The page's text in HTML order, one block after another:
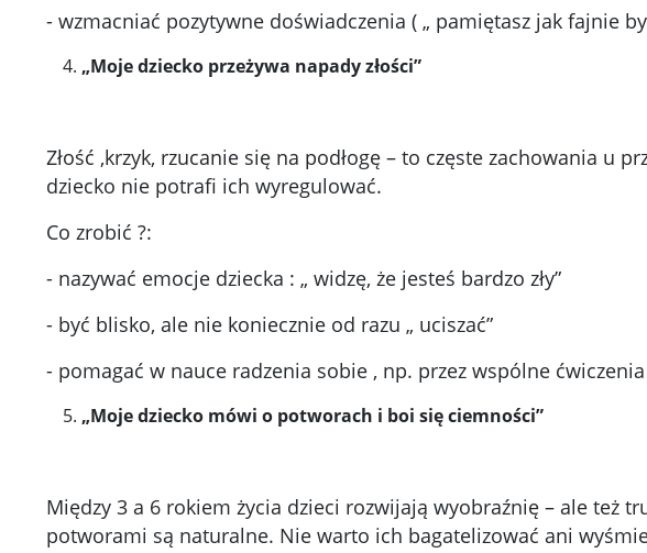
- wzmacniać pozytywne doświadczenia ( „ pamiętasz jak fajnie
„Moje dziecko przeżywa napady złości”
Złość ,krzyk, rzucanie się na podłogę – to częste zachowania u
dziecko nie potrafi ich wyregulować.
Co zrobić ?:
- nazywać emocje dziecka : „ widzę, że jesteś bardzo zły”
- być blisko, ale nie koniecznie od razu „ uciszać”
- pomagać w nauce radzenia sobie , np. przez wspólne
„Moje dziecko mówi o potworach i boi się ciemności”
Między 3 a 6 rokiem życia dzieci rozwijają wyobraźnię – ale też
potworami są naturalne. Nie warto ich bagatelizować ani